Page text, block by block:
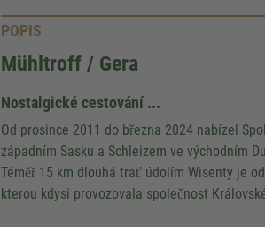
POPIS
Mühltroff / Gera
Nostalgické cestování ...
Od prosince 2011 do března 2024 nabízel
západním Sasku a Schleizem ve východním
Téměř 15 km dlouhá trať údolím Wisenty je
kterou kdysi provozovala společnost